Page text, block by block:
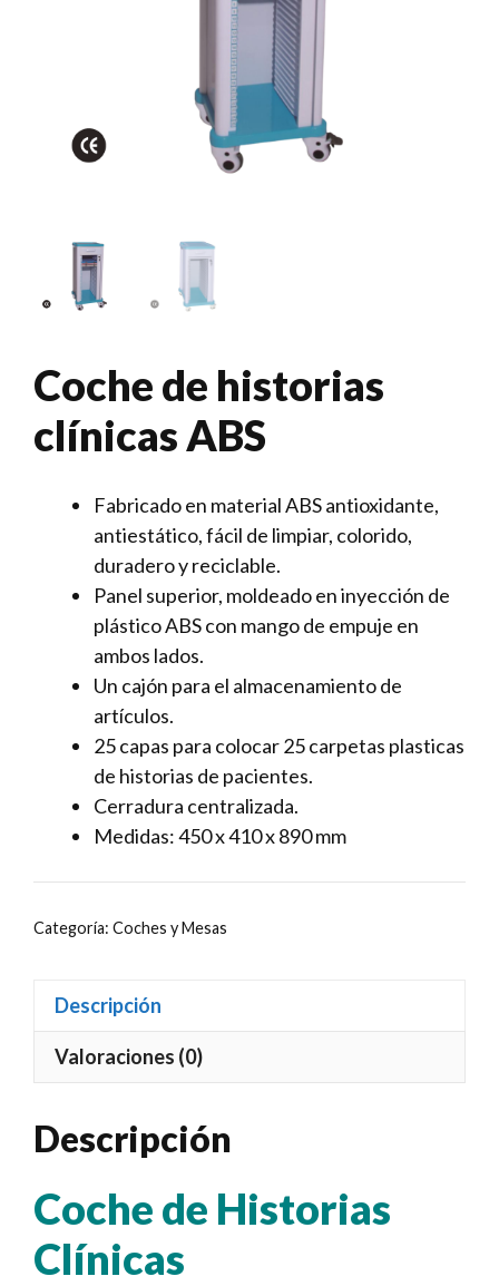
Coche de historias
clínicas ABS
Fabricado en material ABS antioxidante,
antiestático, fácil de limpiar, colorido,
duradero y reciclable.
Panel superior, moldeado en inyección de
plástico ABS con mango de empuje en
ambos lados.
Un cajón para el almacenamiento de
artículos.
25 capas para colocar 25 carpetas plasticas
de historias de pacientes.
Cerradura centralizada.
Medidas: 450 x 410 x 890 mm
Categoría: Coches y Mesas
Descripción
Valoraciones (0)
Descripción
Coche de Historias
Clínicas